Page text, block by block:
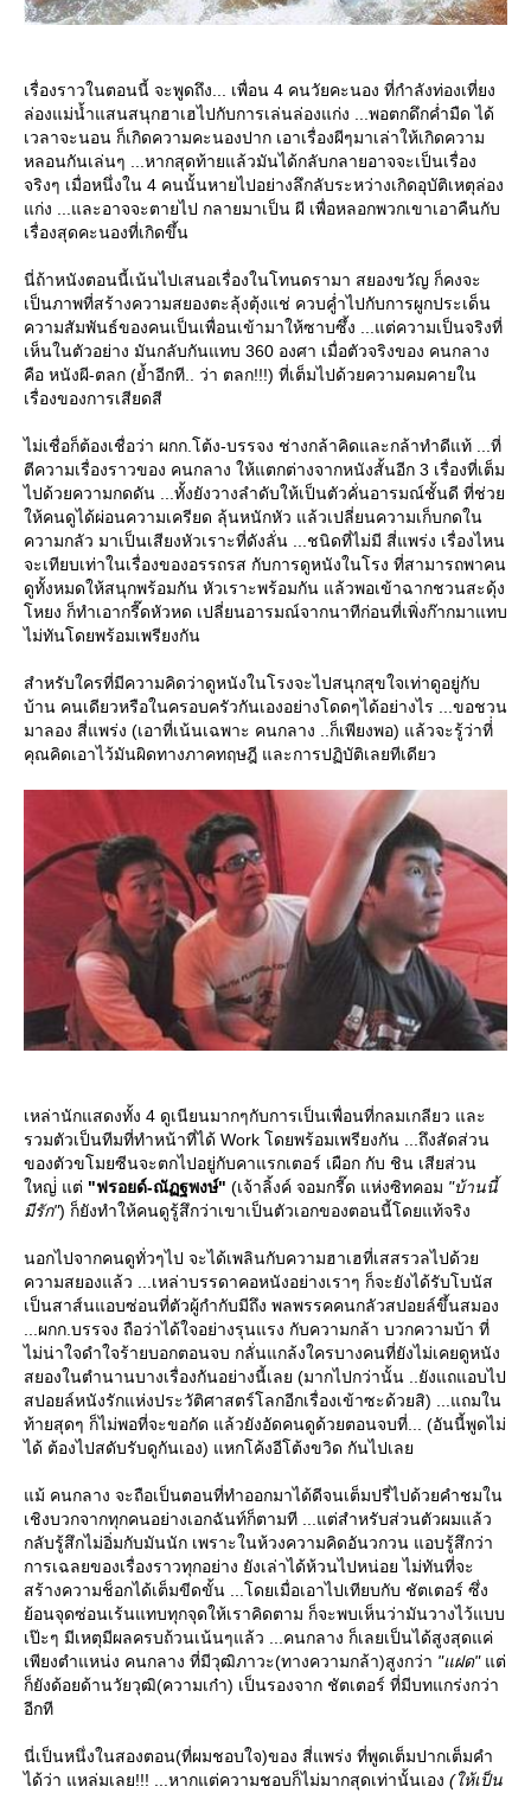
เรื่องราวในตอนนี้ จะพูดถึง... เพื่อน 4 คนวัยคะนอง ที่กำลังท่องเที่ยง
ล่องแม่น้ำแสนสนุกฮาเฮไปกับการเล่นล่องแก่ง ...พอตกดึกค่ำมืด ได้
เวลาจะนอน ก็เกิดความคะนองปาก เอาเรื่องผีๆมาเล่าให้เกิดความ
หลอนกันเล่นๆ ...หากสุดท้ายแล้วมันได้กลับกลายอาจจะเป็นเรื่อง
จริงๆ เมื่อหนึ่งใน 4 คนนั้นหายไปอย่างลึกลับระหว่างเกิดอุบัติเหตุล่อง
ก่ง ...และอาจจะตายไป กลายมาเป็น ผี เพื่อหลอกพวกเขาเอาคืนกับ
เรื่องสุดคะนองที่เกิดขึ้น
นี่ถ้าหนังตอนนี้เน้นไปเสนอเรื่องในโทนดรามา สยองขวัญ ก็คงจะ
เป็นภาพที่สร้างความสยองตะลุ้งตุ้งแช่ ควบคู่ำไปกับการผูกประเด็น
ความสัมพันธ์ของคนเป็นเพื่อนเข้ามาให้ซาบซึ้ง ...แต่ความเป็นจริงที่
เห็นในตัวอย่าง มันกลับกันแทบ 360 องศา เมื่อตัวจริงของ คนกลาง
คือ หนังผี-ตลก (ย้ำอีกที.. ว่า ตลก!!!) ที่เต็มไปด้วยความคมคายใน
เรื่องของการเสียดสี
ไม่เชื่อก็ต้องเชื่อว่า ผกก.โต้ง-บรรจง ช่างกล้าคิดและกล้าทำดีแท้ ...ที่
ตีความเรื่องราวของ คนกลาง ให้แตกต่างจากหนังสั้นอีก 3 เรื่องที่เต็ม
ไปด้วยความกดดัน ...ทั้งยังวางลำดับให้เป็นตัวคั่นอารมณ์ชั้นดี ที่ช่ว
ห้คนดูได้ผ่อนความเครียด ลุ้นหนักหัว แล้วเปลี่ยนความเก็บกดใน
ความกลัว มาเป็นเสียงหัวเราะที่ดังลั่น ...ชนิดที่ไม่มี สี่แพร่ง เรื่องไหน
จะเทียบเท่าในเรื่องของอรรถรส กับการดูหนังในโรง ที่สามารถพาคน
ดูทั้งหมดให้สนุกพร้อมกัน หัวเราะพร้อมกัน แล้วพอเข้าฉากชวนสะดุ้ง
หยง ก็ทำเอากรี๊ดหัวหด เปลี่ยนอารมณ์จากนาทีก่อนที่เพิ่งก๊ากมาแทบ
ไม่ทันโดยพร้อมเพรียงกัน
สำหรับใครที่มีความคิดว่าดูหนังในโรงจะไปสนุกสุขใจเท่าดูอยู่กับ
บ้าน คนเดียวหรือในครอบครัวกันเองอย่างโดดๆได้อย่างไร ...ขอชวน
มาลอง สี่แพร่ง (เอาที่เน้นเฉพาะ คนกลาง ..ก็เพียงพอ) แล้วจะรู้ว่าที่่
คุณคิดเอาไว้มันผิดทางภาคทฤษฎี และการปฏิบัติเลยทีเดียว
เหล่านักแสดงทั้ง 4 ดูเนียนมากๆกับการเป็นเพื่อนที่กลมเกลียว และ
รวมตัวเป็นทีมที่ทำหน้าที่ได้ Work โดยพร้อมเพรียงกัน ...ถึงสัดส่วน
ของตัวขโมยซีนจะตกไปอยู่กับคาแรกเตอร์ เผือก กับ ชิน เสียส่วน
หญ่่ แต่ "ฟรอยด์-ณัฏฐพงษ์" (เจ้าลิ้งค์ จอมกรี๊ด แห่งซิทคอม "บ้านนี้
มีรัก") ก็ยังทำให้คนดูรู้สึกว่าเขาเป็นตัวเอกของตอนนี้โดยแท้จริง
นอกไปจากคนดูทั่วๆไป จะได้เพลินกับความฮาเฮที่เสสรวลไปด้ว
ความสยองแล้ว ...เหล่าบรรดาคอหนังอย่างเราๆ ก็จะยังได้รับโบนัส
เป็นสาส์นแอบซ่อนที่ตัวผู้กำกับมีถึง พลพรรคคนกลัวสปอยล์ขึ้นสมอง
...ผกก.บรรจง ถือว่าได้ใจอย่างรุนแรง กับความกล้า บวกความบ้า ที่
ไม่น่าใจดำใจร้ายบอกตอนจบ กลั่นแกล้งใครบางคนที่ยังไม่เคยดูหนัง
สยองในตำนานบางเรื่องกันอย่างนี้เลย (มากไปกว่านั้น ..ยังแถแอบไป
สปอยล์หนังรักแห่งประวัติศาสตร์โลกอีกเรื่องเข้าซะด้วยสิ) ...แถมใน
ท้ายสุดๆ ก็ไม่พอที่จะขอกัด แล้วยังอัดคนดูด้วยตอนจบที่... (อันนี้พูดไม่
ได้ ต้องไปสดับรับดูกันเอง) แหกโค้งอีโต้งขวิด กันไปเล
ม้ คนกลาง จะถือเป็นตอนที่ทำออกมาได้ดีจนเต็มปรี่ไปด้วยคำชมใน
เชิงบวกจากทุกคนอย่างเอกฉันท์ก็ตามที ...แต่สำหรับส่วนตัวผมแล้ว
กลับรู้สึกไม่อิ่มกับมันนัก เพราะในห้วงความคิดอันวกวน แอบรู้สึกว่า
การเฉลยของเรื่องราวทุกอย่าง ยังเล่าได้ห้วนไปหน่อย ไม่ทันที่จะ
สร้างความช็อกได้เต็มขีดขั้น ...โดยเมื่อเอาไปเทียบกับ ชัตเตอร์ ซึ่ง
้อนจุดซ่อนเร้นแทบทุกจุดให้เราคิดตาม ก็จะพบเห็นว่ามันวางไว้แบบ
เป๊ะๆ มีเหตุมีผลครบถ้วนเน้นๆแล้ว ...คนกลาง ก็เลยเป็นได้สูงสุดแค่
เพียงตำแหน่ง คนกลาง ที่มีวุฒิภาวะ(ทางความกล้า)สูงกว่า "แฝด"ต่
ก็ยังด้อยด้านวัยวุฒิ(ความเก๋า) เป็นรองจาก ชัตเตอร์ ที่มีบทแกร่งกว่า
อีกที
นี่เป็นหนึ่งในสองตอน(ที่ผมชอบใจ)ของ สี่แพร่ง ที่พูดเต็มปากเต็มคำ
ได้ว่า แหล่มเลย!!! ...หากแต่ความชอบก็ไม่มากสุดเท่านั้นเอง (ให้เป็น